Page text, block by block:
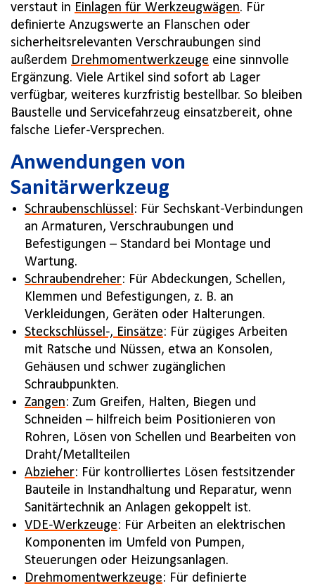
verstaut in Einlagen für Werkzeugwägen. Für
definierte Anzugswerte an Flanschen oder
sicherheitsrelevanten Verschraubungen sind
außerdem Drehmomentwerkzeuge eine sinnvolle
Ergänzung. Viele Artikel sind sofort ab Lager
verfügbar, weiteres kurzfristig bestellbar. So bleiben
Baustelle und Servicefahrzeug einsatzbereit, ohne
falsche Liefer-Versprechen.
Anwendungen von
Sanitärwerkzeug
Schraubenschlüssel: Für Sechskant-Verbindungen
an Armaturen, Verschraubungen und
Befestigungen – Standard bei Montage und
Wartung.
Schraubendreher: Für Abdeckungen, Schellen,
Klemmen und Befestigungen, z. B. an
Verkleidungen, Geräten oder Halterungen.
Steckschlüssel-, Einsätze: Für zügiges Arbeiten
mit Ratsche und Nüssen, etwa an Konsolen,
Gehäusen und schwer zugänglichen
Schraubpunkten.
Zangen: Zum Greifen, Halten, Biegen und
Schneiden – hilfreich beim Positionieren von
Rohren, Lösen von Schellen und Bearbeiten von
Draht/Metallteilen
Abzieher: Für kontrolliertes Lösen festsitzender
Bauteile in Instandhaltung und Reparatur, wenn
Sanitärtechnik an Anlagen gekoppelt ist.
VDE-Werkzeuge: Für Arbeiten an elektrischen
Komponenten im Umfeld von Pumpen,
Steuerungen oder Heizungsanlagen.
Drehmomentwerkzeuge: Für definierte